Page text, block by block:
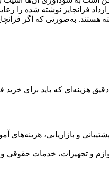
فرانچایز نوشته شده را
به‌صورتی که اگر
هزینه‌ای که باید برای خرید
پشتیبانی و بازاریابی،
لوازم و تجهیزات، خدمات